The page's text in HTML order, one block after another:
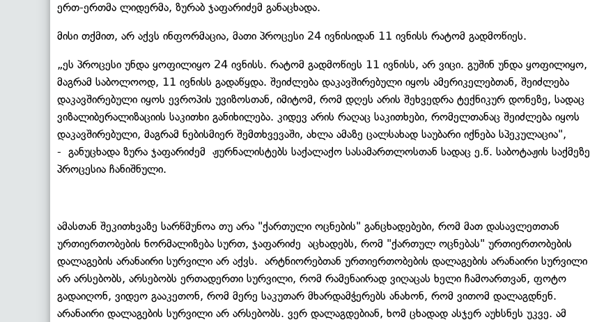
ერთ-ერთმა ლიდერმა, ზურაბ ჯაფარიძემ განაცხადა.
მისი თქმით, არ აქვს ინფორმაცია, მათი პროცესი 24 ივნისიდან 11 ივნისს რატომ გადმოწიეს.
„ეს პროცესი უნდა ყოფილიყო 24 ივნისს. რატომ გადმოწიეს 11 ივნისს, არ ვიცი. გუშინ უნდა ყოფილიყო,
მაგრამ საბოლოოდ, 11 ივნისს გადაწყდა. შეიძლება დაკავშირებული იყოს ამერიკელებთან, შეიძლება
დაკავშირებული იყოს ევროპის უვიზოსთან, იმიტომ, რომ დღეს არის შეხვედრა ტექნიკურ დონეზე, სადაც
ვიზალიბერალიზაციის საკითხი განიხილება. კიდევ არის რაღაც საკითხები, რომელთანაც შეიძლება იყოს
დაკავშირებული, მაგრამ ნებისმიერ შემთხვევაში, ახლა ამაზე ცალსახად საუბარი იქნება სპეკულაცია",
- განუცხადა ზურა ჯაფარიძემ ჟურნალისტებს საქალაქო სასამართლოსთან სადაც ე.წ. საბოტაჟის საქმეზე
პროცესია ჩანიშნული.
ამასთან შეკითხვაზე სარწმუნოა თუ არა "ქართული ოცნების" განცხადებები, რომ მათ დასავლეთთან
ურთიერთობების ნორმალიზება სურთ, ჯაფარიძე აცხადებს, რომ "ქართულ ოცნებას" ურთიერთობების
დალაგების არანაირი სურვილი არ აქვს. არტნიორებთან ურთიერთობების დალაგების არანაირი სურვილი
არ არსებობს, არსებობს ერთადერთი სურვილი, რომ რამენაირად ვიღაცას ხელი ჩამოართვან, ფოტო
გადაიღონ, ვიდეო გააკეთონ, რომ მერე საკუთარ მხარდამჭერებს ანახონ, რომ ვითომ დალაგდნენ.
არანაირი დალაგების სურვილი არ არსებობს. ვერ დალაგდებიან, ხომ ცხადად ასჯერ აუხსნეს უკვე. ამ